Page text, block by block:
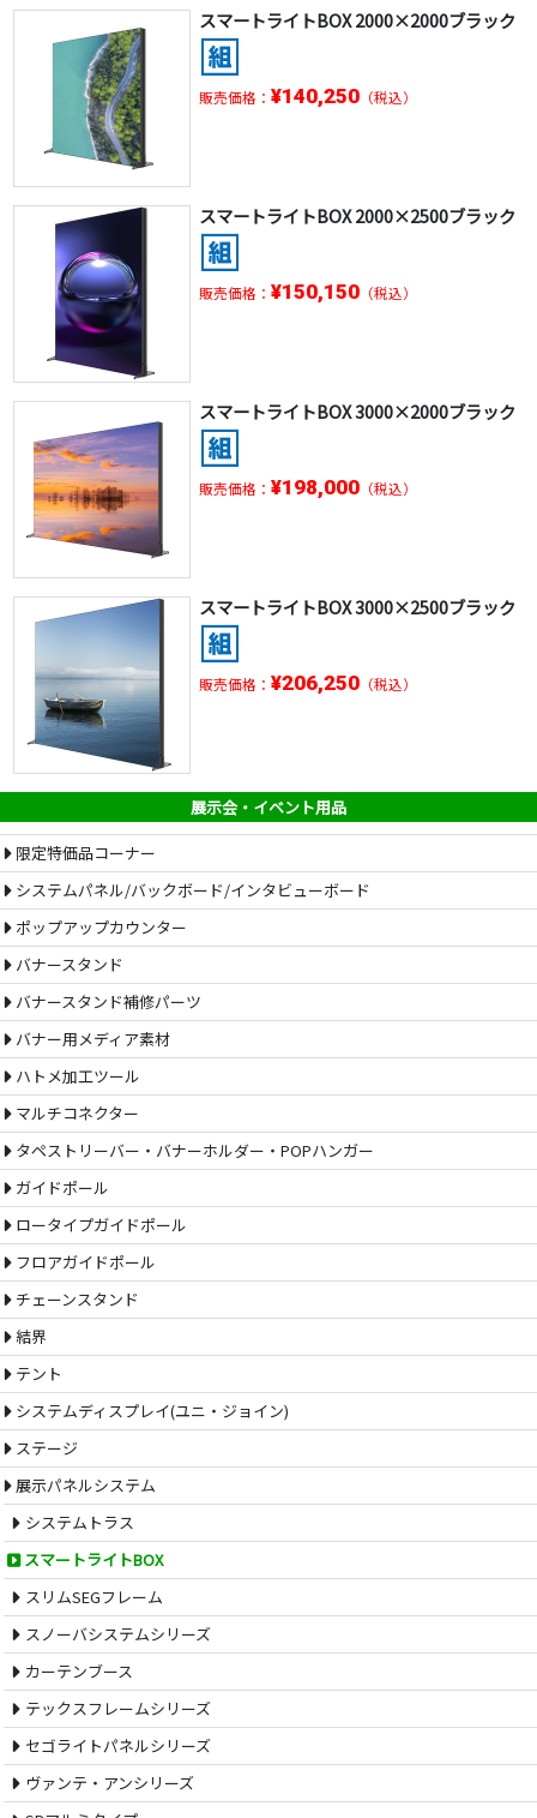
スマートライトBOX 2000×2000ブラック
販売価格： ¥140,250（税込）
スマートライトBOX 2000×2500ブラック
販売価格： ¥150,150（税込）
スマートライトBOX 3000×2000ブラック
販売価格： ¥198,000（税込）
スマートライトBOX 3000×2500ブラック
販売価格： ¥206,250（税込）
展示会・イベント用品
限定特価品コーナー
システムパネル/バックボード/インタビューボード
ポップアップカウンター
バナースタンド
バナースタンド補修パーツ
バナー用メディア素材
ハトメ加工ツール
マルチコネクター
タペストリーバー・バナーホルダー・POPハンガー
ガイドポール
ロータイプガイドポール
フロアガイドポール
チェーンスタンド
結界
テント
システムディスプレイ(ユニ・ジョイン)
ステージ
展示パネルシステム
システムトラス
スマートライトBOX
スリムSEGフレーム
スノーバシステムシリーズ
カーテンブース
テックスフレームシリーズ
セゴライトパネルシリーズ
ヴァンテ・アンシリーズ